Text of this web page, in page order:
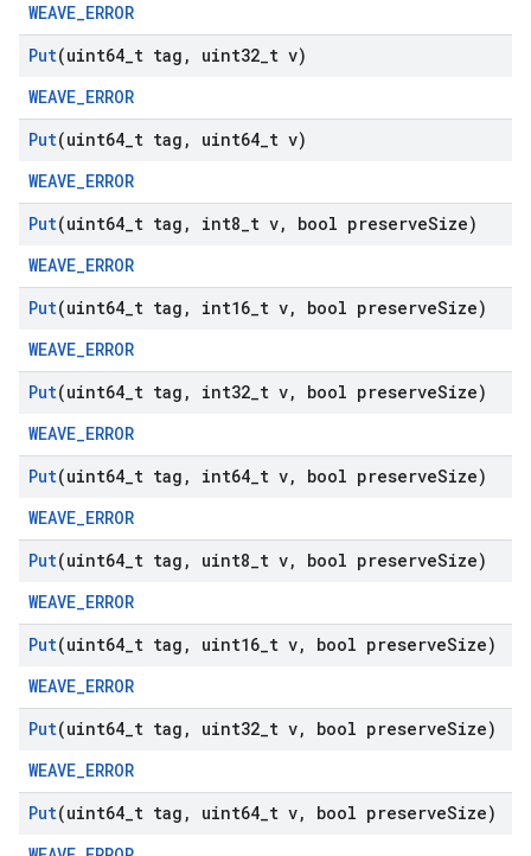
WEAVE_ERROR
Put(uint64 t tag , uint32 t v)
WEAVE_ERROR
Put(uint64 t tag , uint64 t v)
WEAVE_ERROR
Put(uint64 t tag , int8 t v, bool preserveSize)
WEAVE_ERROR
Put(uint64 t tag , int16 t v, bool preserveSize)
WEAVE_ERROR
Put(uint64 t tag , int32 t v, bool preserveSize)
WEAVE_ERROR
Put(uint64 t tag , int64 t v, bool preserveSize)
WEAVE_ERROR
Put(uint64 t tag , uint8 t v, bool preserveSize)
WEAVE_ERROR
Put(uint64 t tag , uint16 t v, bool preserveSize)
WEAVE_ERROR
Put(uint64 t tag , uint32 t v, bool preserveSize)
WEAVE_ERROR
Put(uint64 t tag , uint64 t v, bool preserveSize)